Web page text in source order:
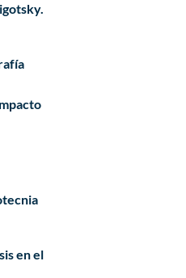
en el